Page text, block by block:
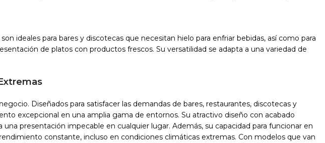
ideales para bares y discotecas que necesitan hielo para enfriar bebidas, así como para
de platos con productos frescos. Su versatilidad se adapta a una variedad de
Diseñados para satisfacer las demandas de bares, restaurantes, discotecas y
excepcional en una amplia gama de entornos. Su atractivo diseño con acabado
presentación impecable en cualquier lugar. Además, su capacidad para funcionar en
constante, incluso en condiciones climáticas extremas. Con modelos que van